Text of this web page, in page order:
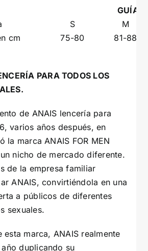
GUÍA
S
M
cm
75-80 81-88
PARA TODOS LOS
de ANAIS lencería para
varios años después, en
la marca ANAIS FOR MEN
nicho de mercado diferente.
de la empresa familiar
ANAIS, convirtiéndola en una
a públicos de diferentes
sexuales.
esta marca, ANAIS realmente
duplicando su